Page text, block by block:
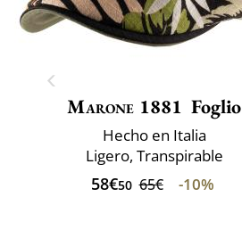
Marone 1881 Foglio
Hecho en Italia
Ligero, Transpirable
58€50 65€ -10%